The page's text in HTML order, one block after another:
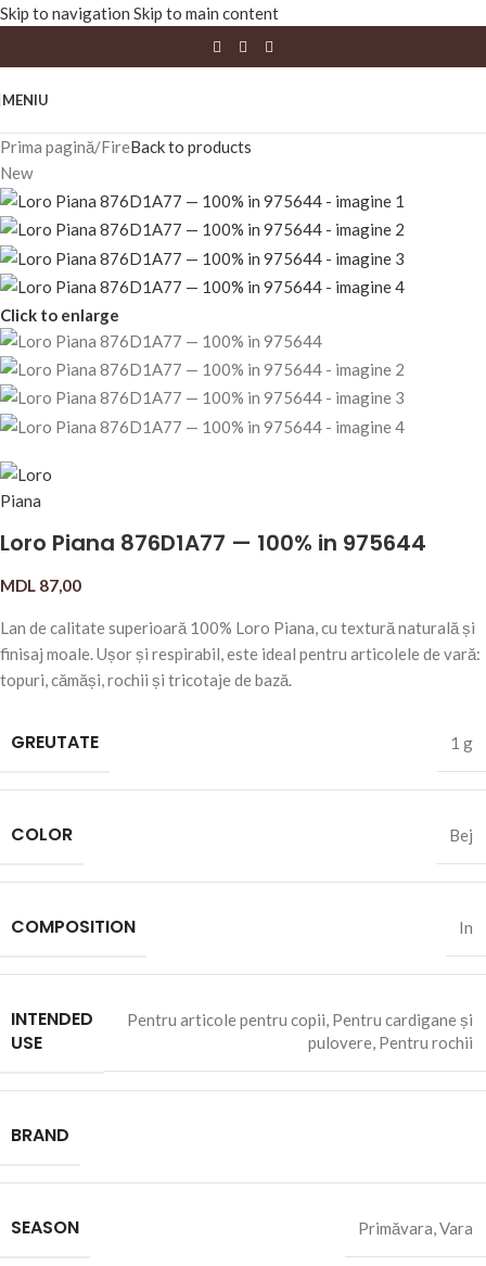
Skip to navigation Skip to main content
MENIU
Prima pagină/FireBack to products
New
Click to enlarge
Loro Piana 876D1A77 — 100% in 975644
MDL 87,00
Lan de calitate superioară 100% Loro Piana, cu textură naturală și
finisaj moale. Ușor și respirabil, este ideal pentru articolele de vară:
topuri, cămăși, rochii și tricotaje de bază.
GREUTATE 1 g
COLOR Bej
COMPOSITION In
INTENDED
USE
Pentru articole pentru copii, Pentru cardigane și
pulovere, Pentru rochii
BRAND
SEASON Primăvara,Vara